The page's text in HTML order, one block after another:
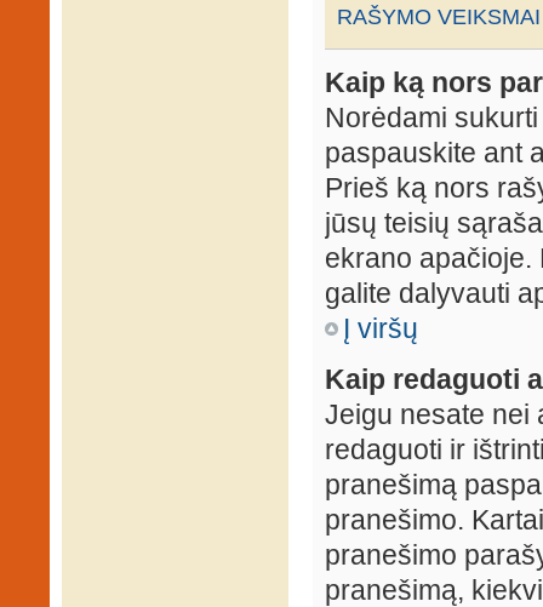
RAŠYMO VEIKSMAI
Kaip ką nors
Norėdami
paspauskite ant
Prieš ką nors
jūsų teisių
ekrano apačioje.
galite dalyvauti
Į viršų
Kaip redaguoti
Jeigu nesate nei
redaguoti ir
pranešimą
pranešimo.
pranešimo
pranešimą,